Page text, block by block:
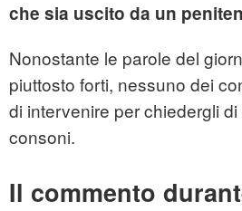
che sia uscito da un
Nonostante le parole del
piuttosto forti, nessuno dei
di intervenire per chiedergli
consoni.
Il commento